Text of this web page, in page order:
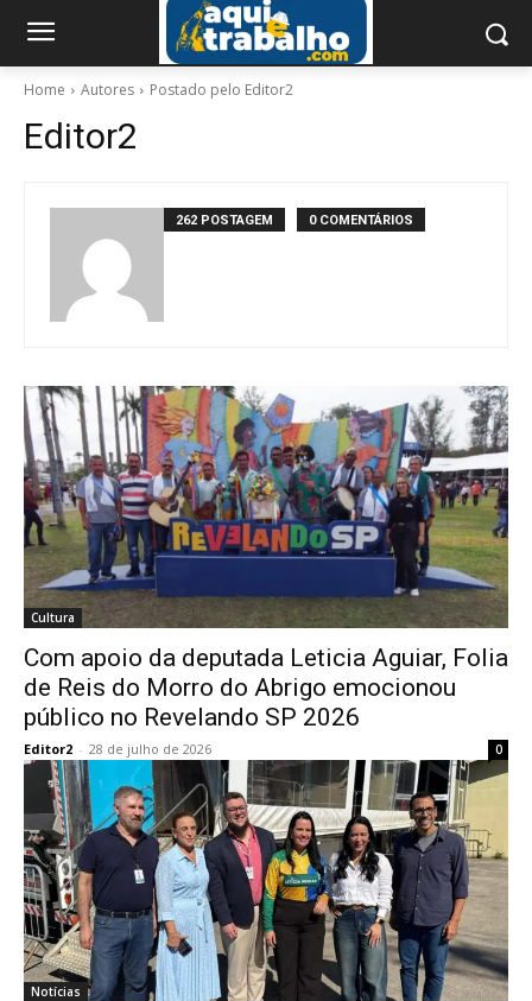
Home Autores Postado pelo Editor2
Editor2
262 POSTAGEM 0 COMENTÁRIOS
Cultura
Com apoio da deputada Leticia Aguiar, Folia
de Reis do Morro do Abrigo emocionou
público no Revelando SP 2026
Editor2 - 28 de julho de 2026 0
Notícias